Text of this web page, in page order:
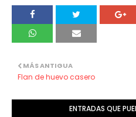
MÁS ANTIGUA
Flan de huevo casero
ENTRADAS QUE